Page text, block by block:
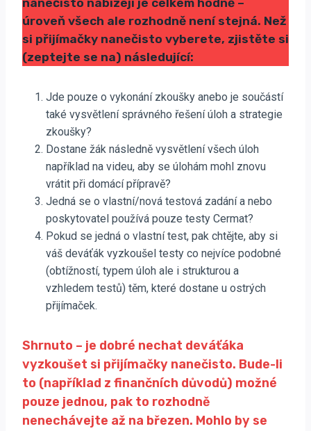
nanečisto nabízejí je celkem hodně –
úroveň všech ale rozhodně není stejná. Než
si přijímačky nanečisto vyberete, zjistěte si
(zeptejte se na) následující:
Jde pouze o vykonání zkoušky anebo je součástí
také vysvětlení správného řešení úloh a strategie
zkoušky?
Dostane žák následně vysvětlení všech úloh
například na videu, aby se úlohám mohl znovu
vrátit při domácí přípravě?
Jedná se o vlastní/nová testová zadání a nebo
poskytovatel používá pouze testy Cermat?
Pokud se jedná o vlastní test, pak chtějte, aby si
váš deváťák vyzkoušel testy co nejvíce podobné
(obtížností, typem úloh ale i strukturou a
vzhledem testů) těm, které dostane u ostrých
přijímaček.
Shrnuto – je dobré nechat deváťáka
vyzkoušet si přijímačky nanečisto. Bude-li
to (například z finančních důvodů) možné
pouze jednou, pak to rozhodně
nenechávejte až na březen. Mohlo by se